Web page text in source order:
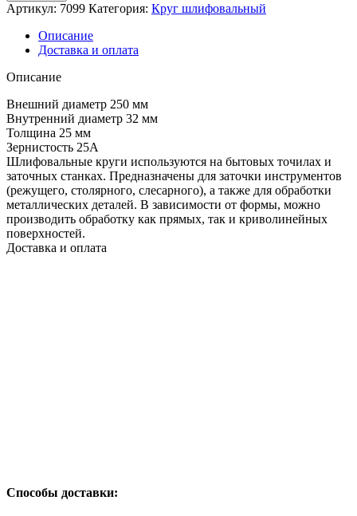
Артикул: 7099 Категория: Круг шлифовальный
Описание
Доставка и оплата
Описание
Внешний диаметр 250 мм
Внутренний диаметр 32 мм
Толщина 25 мм
Зернистость 25A
Шлифовальные круги используются на бытовых точилах и
заточных станках. Предназначены для заточки инструментов
(режущего, столярного, слесарного), а также для обработки
металлических деталей. В зависимости от формы, можно
производить обработку как прямых, так и криволинейных
поверхностей.
Доставка и оплата
Способы доставки: